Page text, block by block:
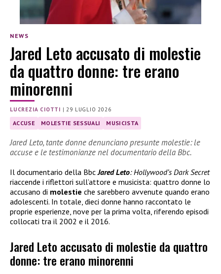
NEWS
Jared Leto accusato di molestie
da quattro donne: tre erano
minorenni
LUCREZIA CIOTTI | 29 LUGLIO 2026
ACCUSE MOLESTIE SESSUALI MUSICISTA
Jared Leto, tante donne denunciano presunte molestie: le
accuse e le testimonianze nel documentario della Bbc.
Il documentario della BbcJared Leto: Hollywood’s Dark Secret
riaccende i riflettori sull’attore e musicista: quattro donne lo
accusano di molestie che sarebbero avvenute quando erano
adolescenti. In totale, dieci donne hanno raccontato le
proprie esperienze, nove per la prima volta, riferendo episodi
collocati tra il 2002 e il 2016.
Jared Leto accusato di molestie da quattro
donne: tre erano minorenni